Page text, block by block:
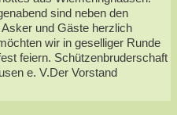
sind neben den
und Gäste herzlich
wir in geselliger Runde
feiern. Schützenbruderschaft
e. V.Der Vorstand